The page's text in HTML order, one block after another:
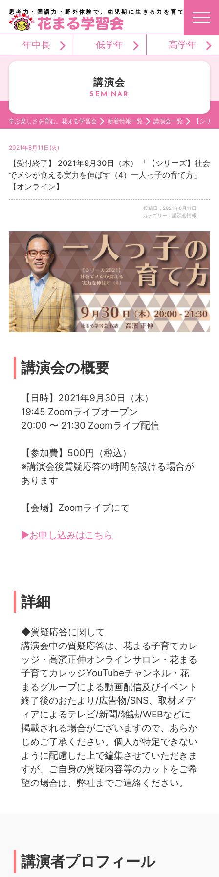
思考力・国語力・野外体験で、幼児期に生きる力を育てる。
年中長 低学年 高学年
講演会
学ぶ楽しさを育む。花まる学習会 新着情報一覧 講演会一覧 【シリ
2021年8月11日(火)
【受付終了】 2021年9月30日（木） 「【シリーズ】社会
でメシが食える実力を伸ばす（4）一人っ子の育て方」
【オンライン】
投稿日：2021年8月11日
カテゴリー：講演会情報
講演会の概要
【日時】2021年9月30日（木）
19:45 Zoomライブオープン
20:00 〜 21:30 Zoomライブ配信
【参加費】500円（税込）
※講演会後質疑応答の時間を設ける場合が
あります
【会場】Zoomライブにて
▶お申し込みはこちら
詳細
◆質疑応答に関して
講演会中の質疑応答は、花まる子育てカレ
ッジ・高濱正伸オンラインサロン・花まる
子育てカレッジYouTubeチャンネル・花
まるグループによる動画配信及びイベント
終了後のおたより/広告物/SNS、取材メデ
ィアによるテレビ/新聞/雑誌/WEBなどに
掲載される場合がございますので、あらか
じめご了承ください。個人が特定できない
ように配慮した上で編集させていただきま
すが、ご自身の質疑内容等のカットをご希
望の場合は、弊社までご連絡ください。
講演者プロフィール